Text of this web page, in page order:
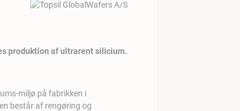
produktion af ultrarent silicium.
miljø på fabrikken i
består af rengøring og